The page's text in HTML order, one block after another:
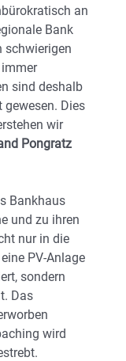
an
Bank
schwierigen
sind deshalb
Dies
wir
Pongratz
Bankhaus
und zu ihren
nur in die
PV-Anlage
sondern
Das
wird